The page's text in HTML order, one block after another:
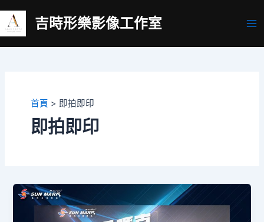
主
要
吉時形樂影像工作室
首頁 即拍即印
即拍即印